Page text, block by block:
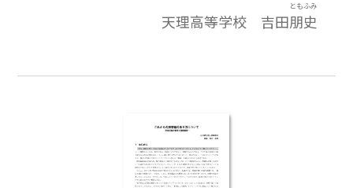
の所感も含めてまとめた（当時）ものです。
ます。
天理高等学校 吉田朋史
ともふみ